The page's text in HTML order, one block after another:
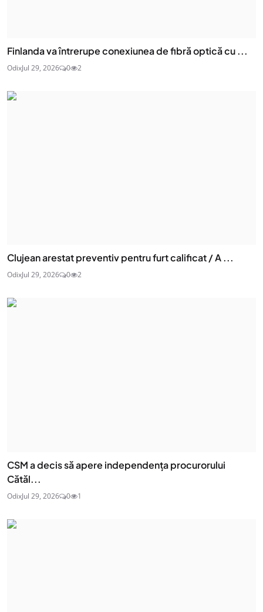
Finlanda va întrerupe conexiunea de fibră optică cu ...
OdixJul 29, 2026 0 2
Clujean arestat preventiv pentru furt calificat / A ...
OdixJul 29, 2026 0 2
CSM a decis să apere independența procurorului
Cătăl...
OdixJul 29, 2026 0 1